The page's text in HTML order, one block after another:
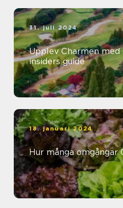
31. juli 2024
Upplev Charmen med
insiders guide
18. januari 2024
Hur många omgångar